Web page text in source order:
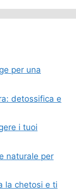
per una
detossifica e
i tuoi
naturale per
la chetosi e ti